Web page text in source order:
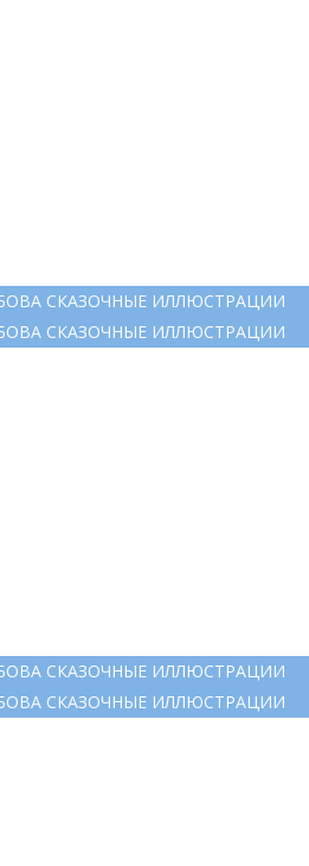
СКАЗОЧНЫЕ ИЛЛЮСТРАЦИИ
СКАЗОЧНЫЕ ИЛЛЮСТРАЦИИ
СКАЗОЧНЫЕ ИЛЛЮСТРАЦИИ
СКАЗОЧНЫЕ ИЛЛЮСТРАЦИИ